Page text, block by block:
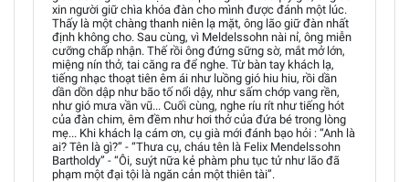
xin người giữ chìa khóa đàn cho mình được đánh một lúc.
Thấy là một chàng thanh niên lạ mặt, ông lão giữ đàn nhất
định không cho. Sau cùng, vì Meldelssohn nài nỉ, ông miễn
cưỡng chấp nhận. Thế rồi ông đứng sững sờ, mắt mở lớn,
miệng nín thở, tai căng ra để nghe. Từ bàn tay khách lạ,
tiếng nhạc thoạt tiên êm ái như luồng gió hiu hiu, rồi dần
dần dồn dập như bão tố nổi dậy, như sấm chớp vang rền,
như gió mưa vần vũ... Cuối cùng, nghe ríu rít như tiếng hót
của đàn chim, êm đềm như hơi thở của đứa bé trong lòng
mẹ... Khi khách lạ cám ơn, cụ già mới đánh bạo hỏi : “Anh là
ai? Tên là gì?” - “Thưa cụ, cháu tên là Felix Mendelssohn
Bartholdy” - “Ôi, suýt nữa kẻ phàm phu tục tử như lão đã
phạm một đại tội là ngăn cản một thiên tài”.